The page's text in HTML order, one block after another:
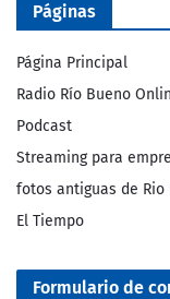
Páginas
Página Principal
Radio Río Bueno
Podcast
Streaming para
fotos antiguas de Rio
El Tiempo
Formulario de